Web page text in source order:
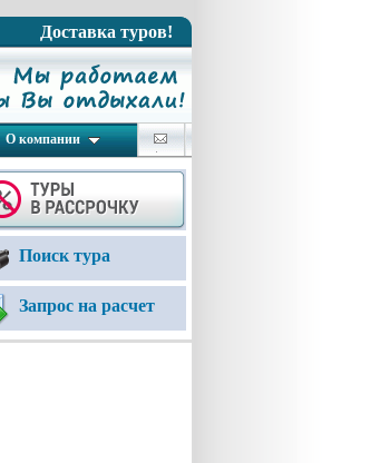
Доставка туров!
О компании
Поиск тура
Запрос на расчет